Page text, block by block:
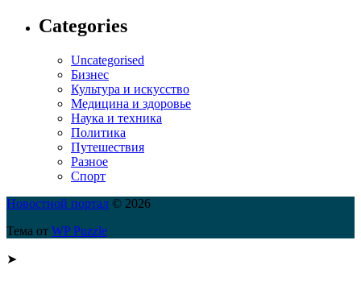
Categories
Uncategorised
Бизнес
Культура и искусство
Медицина и здоровье
Наука и техника
Политика
Путешествия
Разное
Спорт
Новостной портал © 2026
Тема от WP Puzzle
➤